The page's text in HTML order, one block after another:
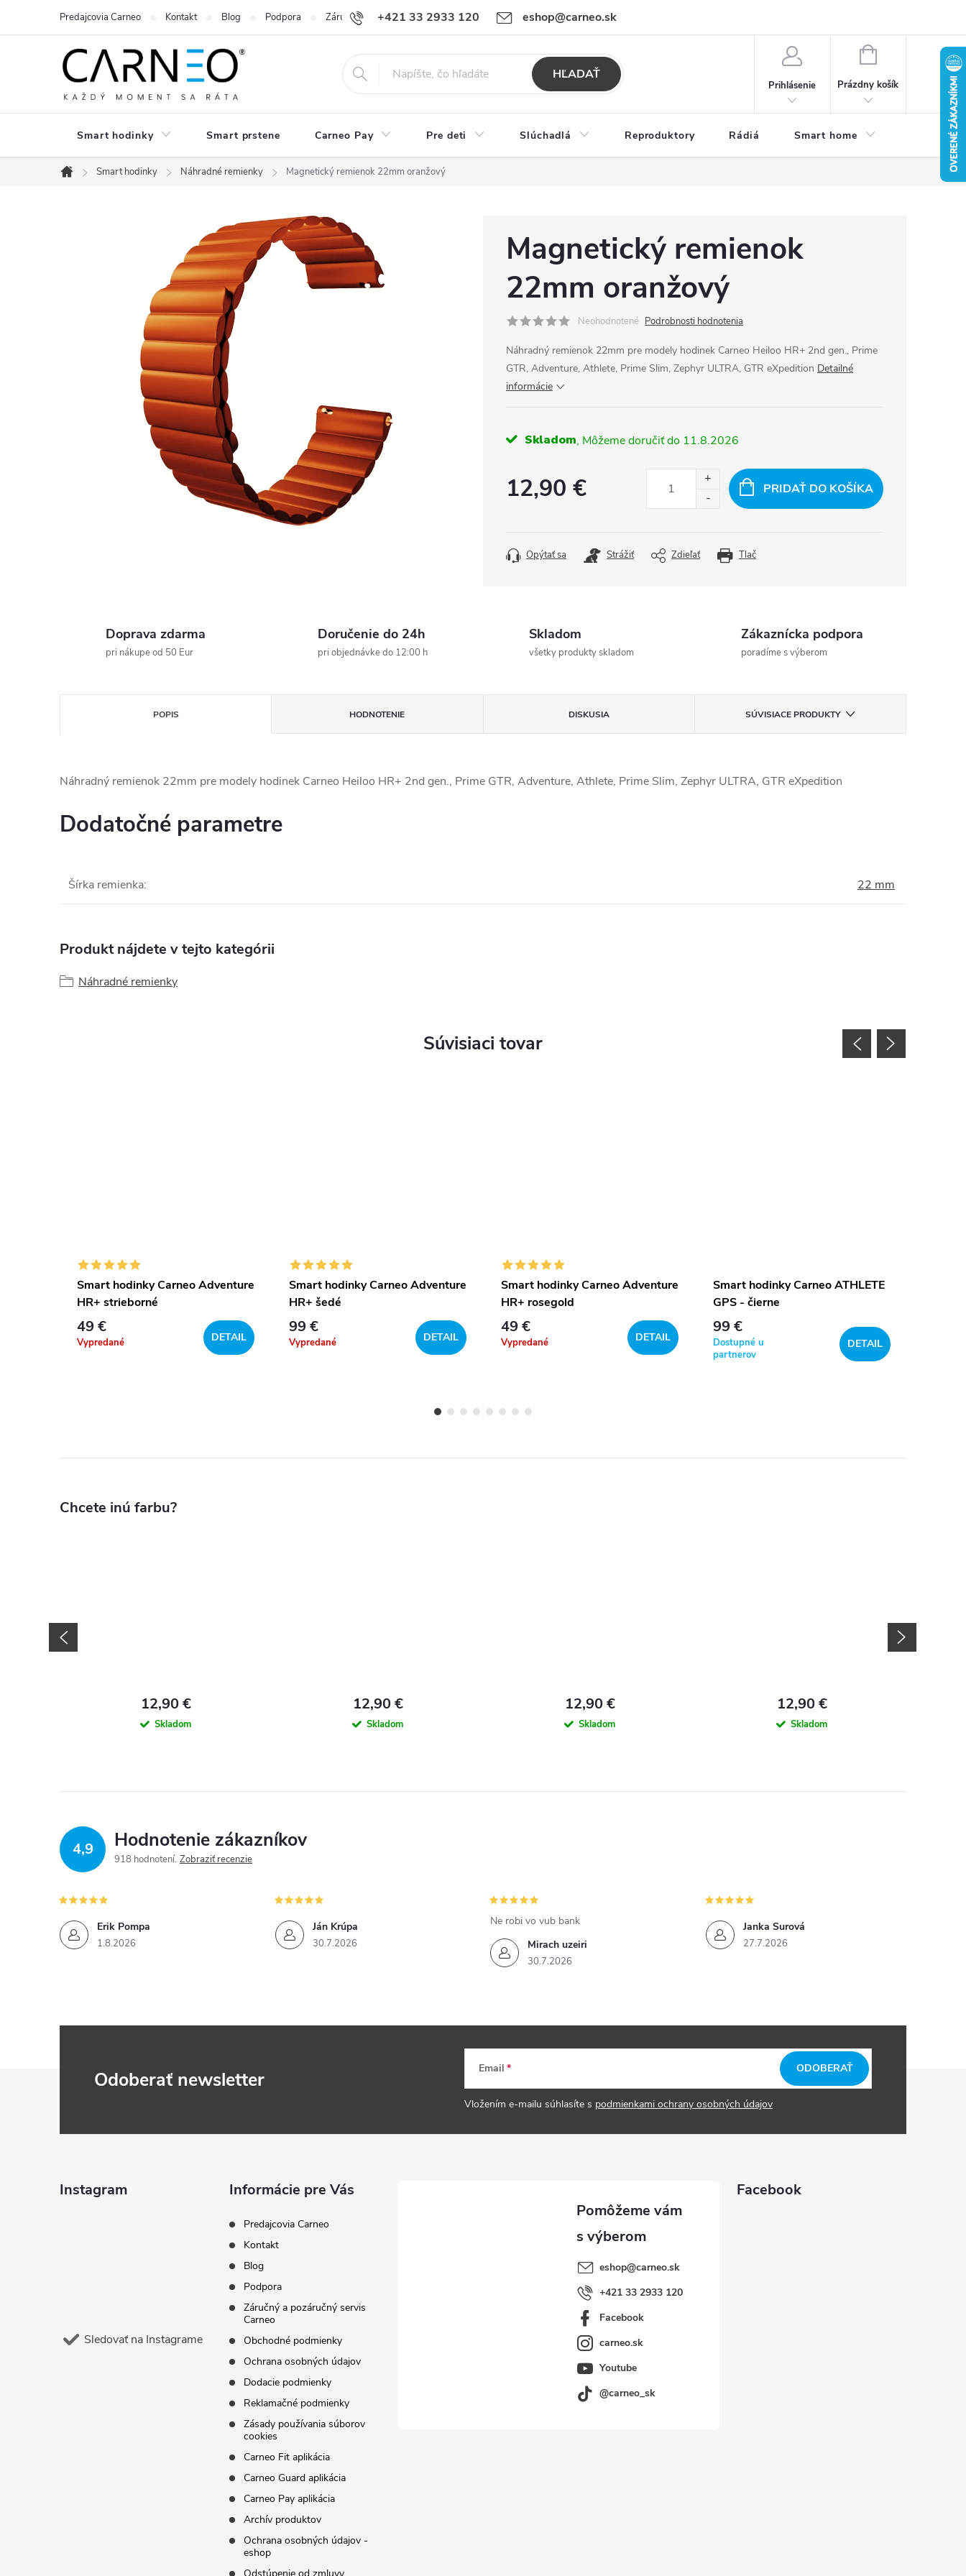
+421 33 2933 120 eshop@carneo.sk
Predajcovia Carneo Kontakt Blog Podpora Záručný a pozáručný servis Carneo Obchodné podmienky Ochrana osobných údajov
HĽADAŤ
Prihlásenie
NÁKUPNÝ
Prázdny košík
Smart hodinky Smart prstene Carneo Pay Pre deti Slúchadlá Reproduktory Rádiá Smart home Kamery
Domov
Smart hodinky Náhradné remienky Magnetický remienok 22mm oranžový
Magnetický remienok
22mm oranžový
Neohodnotené Podrobnosti hodnotenia
Náhradný remienok 22mm pre modely hodinek Carneo Heiloo HR+ 2nd gen., Prime
GTR, Adventure, Athlete, Prime Slim, Zephyr ULTRA, GTR eXpedition Detailné
informácie
Skladom 11.8.2026
12,90 € PRIDAŤ DO KOŠÍKA
Tlač
Opýtať sa Strážiť Zdieľať
Doprava zdarma
pri nákupe od 50 Eur
Doručenie do 24h
pri objednávke do 12:00 h
Skladom
všetky produkty skladom
Zákaznícka podpora
poradíme s výberom
POPIS HODNOTENIE DISKUSIA SÚVISIACE PRODUKTY
Náhradný remienok 22mm pre modely hodinek Carneo Heiloo HR+ 2nd gen., Prime GTR, Adventure, Athlete, Prime Slim, Zephyr ULTRA, GTR eXpedition
Dodatočné parametre
Šírka remienka: 22 mm
Produkt nájdete v tejto kategórii
Náhradné remienky
Súvisiaci tovar
Smart hodinky Carneo Adventure
HR+ strieborné
49 €
Vypredané DETAIL
Smart hodinky Carneo Adventure
HR+ šedé
99 €
Vypredané DETAIL
Smart hodinky Carneo Adventure
HR+ rosegold
49 €
Vypredané DETAIL
Smart hodinky Carneo ATHLETE
GPS - čierne
99 €
Dostupné u
partnerov
DETAIL
12,90 €
Skladom
12,90 €
Skladom
12,90 €
Skladom
12,90 €
Skladom
4,9 Hodnotenie zákazníkov
918 hodnotení Zobraziť recenzie
Erik Pompa
1.8.2026
Ján Krúpa
30.7.2026 Mirach uzeiri
30.7.2026
Ne robi vo vub bank Janka Surová
27.7.2026
Odoberať newsletter Email
Vložením e-mailu súhlasíte s podmienkami ochrany osobných údajov
ODOBERAŤ
Instagram
Sledovať na Instagrame
Informácie pre Vás
Predajcovia Carneo
Kontakt
Blog
Podpora
Záručný a pozáručný servis
Carneo
Obchodné podmienky
Ochrana osobných údajov
Dodacie podmienky
Reklamačné podmienky
Zásady používania súborov
cookies
Carneo Fit aplikácia
Carneo Guard aplikácia
Carneo Pay aplikácia
Archív produktov
Ochrana osobných údajov -
eshop
eshop@carneo.sk
+421 33 2933 120
Facebook
carneo.sk
Youtube
@carneo_sk
Facebook